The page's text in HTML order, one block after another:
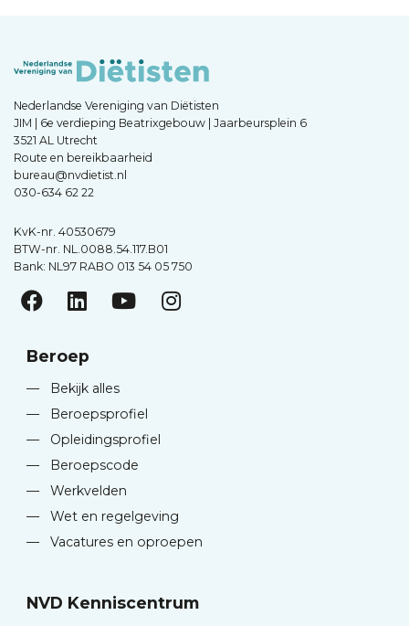
Nederlandse Vereniging van Diëtisten
JIM | 6e verdieping Beatrixgebouw | Jaarbeursplein 6
3521 AL Utrecht
Route en bereikbaarheid
bureau@nvdietist.nl
030-634 62 22
KvK-nr. 40530679
BTW-nr. NL.0088.54.117.B01
Bank: NL97 RABO 013 54 05 750
Beroep
—
Bekijk alles
—
Beroepsprofiel
—
Opleidingsprofiel
—
Beroepscode
—
Werkvelden
—
Wet en regelgeving
—
Vacatures en oproepen
NVD Kenniscentrum